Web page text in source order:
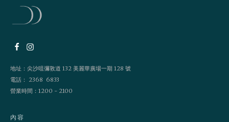
地址：尖沙咀彌敦道 132 美麗華廣場一期 128 號
電話： 2368 6833
營業時間：1200 - 2100
內容